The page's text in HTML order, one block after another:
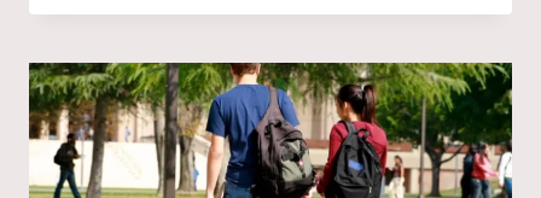
MONDIALES
LA
CRISE
POLITIQUE
EN
GÉORGIE